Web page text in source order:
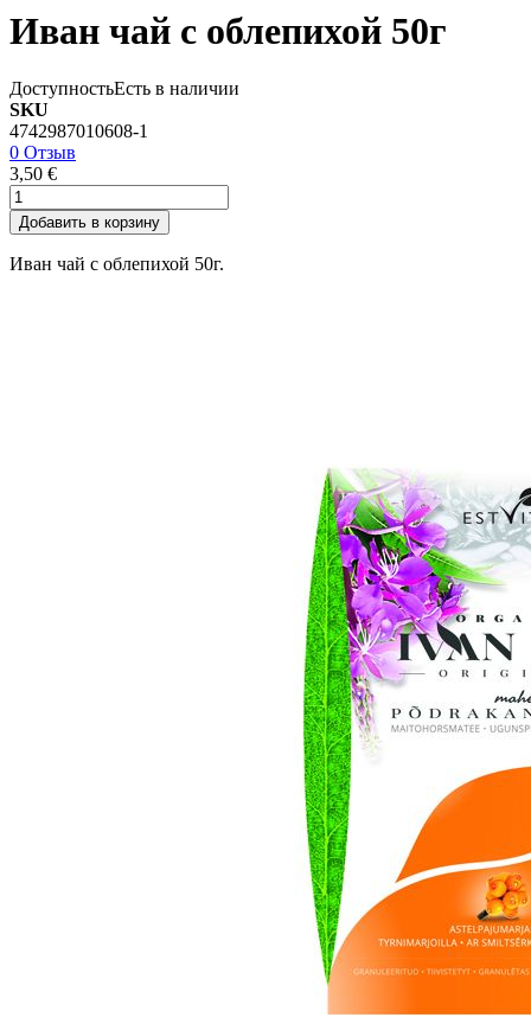
Иван чай с облепихой 50г
ДоступностьЕсть в наличии
SKU
4742987010608-1
0 Отзыв
3,50 €
Добавить в корзину
Иван чай с облепихой 50г.